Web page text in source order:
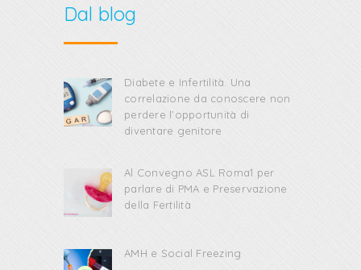
Dal blog
Diabete e Infertilità. Una
correlazione da conoscere non
perdere l’opportunità di
diventare genitore
Al Convegno ASL Roma1 per
parlare di PMA e Preservazione
della Fertilità
AMH e Social Freezing